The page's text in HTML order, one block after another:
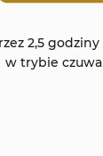
2,5
w trybie